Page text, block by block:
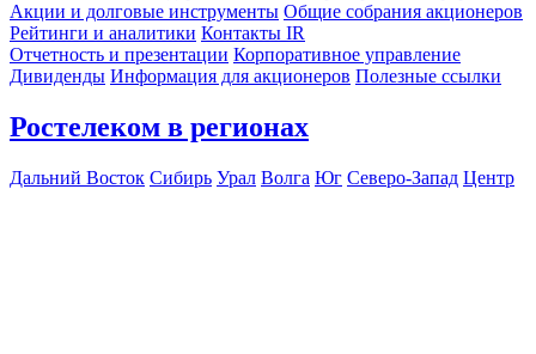
Акции и долговые инструменты Общие собрания акционеров
Рейтинги и аналитики Контакты IR
Отчетность и презентации Корпоративное управление
Дивиденды Информация для акционеров Полезные ссылки
Ростелеком в регионах
Дальний Восток Сибирь Урал Волга Юг Северо-Запад Центр